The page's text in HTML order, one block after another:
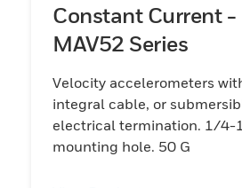
Constant Current -
MAV52 Series
Velocity accelerometers
integral cable, or
electrical termination. 1/4-
mounting hole. 50 G